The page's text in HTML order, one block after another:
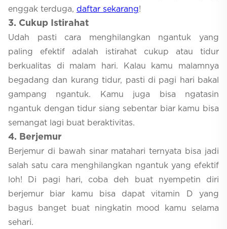
enggak terduga, daftar sekarang!
3. Cukup Istirahat
Udah pasti cara menghilangkan ngantuk yang
paling efektif adalah istirahat cukup atau tidur
berkualitas di malam hari. Kalau kamu malamnya
begadang dan kurang tidur, pasti di pagi hari bakal
gampang ngantuk. Kamu juga bisa ngatasin
ngantuk dengan tidur siang sebentar biar kamu bisa
semangat lagi buat beraktivitas.
4. Berjemur
Berjemur di bawah sinar matahari ternyata bisa jadi
salah satu cara menghilangkan ngantuk yang efektif
loh! Di pagi hari, coba deh buat nyempetin diri
berjemur biar kamu bisa dapat vitamin D yang
bagus banget buat ningkatin mood kamu selama
sehari.